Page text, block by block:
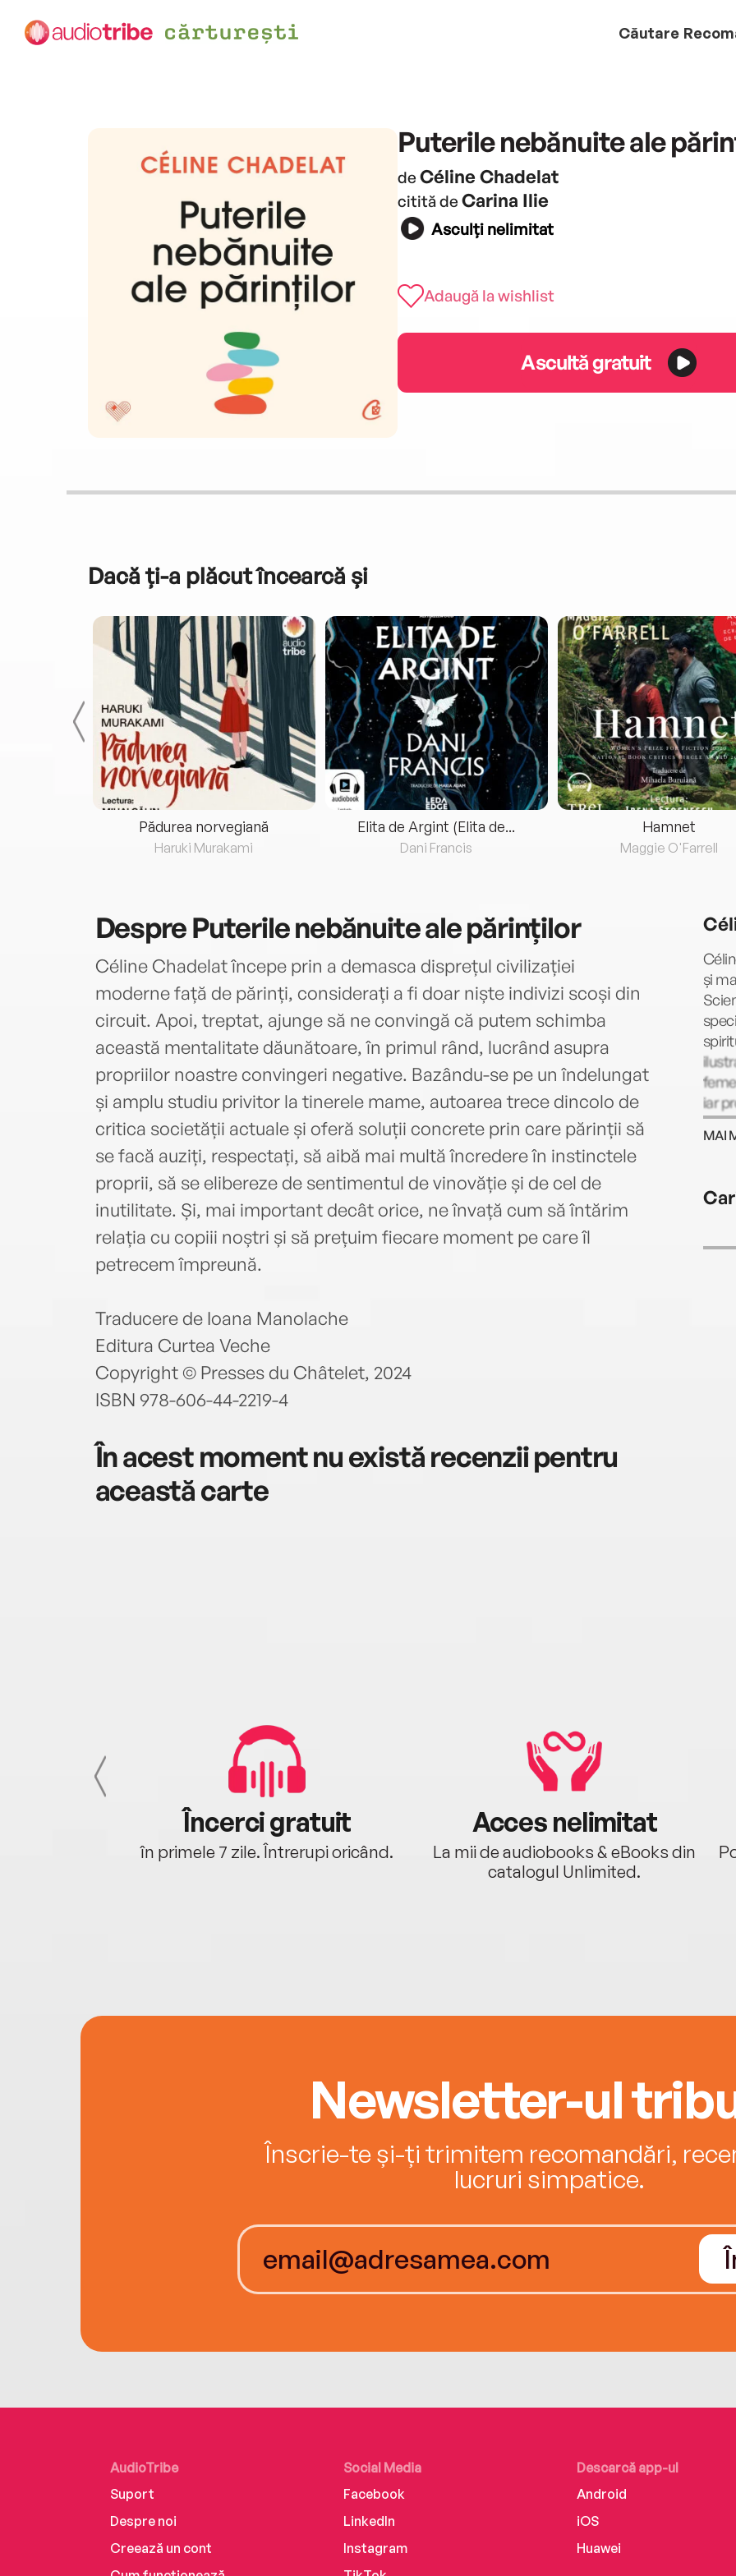
Căutare
Puterile nebănuite ale
de Céline Chadelat
citită de Carina Ilie
Asculți nelimitat
Adaugă la wishlist
Ascultă gratuit
Dacă ți-a plăcut încearcă și
Pădurea norvegiană
Haruki Murakami
Elita de Argint (Elita de...
Dani Francis
Hamnet
Maggie O'Farrell
DesprePuterile nebănuite ale părinților
Céline Chadelat începe prin a demasca disprețul civilizației
moderne față de părinți, considerați a fi doar niște indivizi scoși din
circuit. Apoi, treptat, ajunge să ne convingă că putem schimba
această mentalitate dăunătoare, în primul rând, lucrând asupra
propriilor noastre convingeri negative. Bazându-se pe un îndelungat
și amplu studiu privitor la tinerele mame, autoarea trece dincolo de
critica societății actuale și oferă soluții concrete prin care părinții să
se facă auziți, respectați, să aibă mai multă încredere în instinctele
proprii, să se elibereze de sentimentul de vinovăție și de cel de
inutilitate. Și, mai important decât orice, ne învață cum să întărim
relația cu copiii noștri și să prețuim fiecare moment pe care îl
petrecem împreună.
Traducere de Ioana Manolache
Editura Curtea Veche
Copyright © Presses du Châtelet, 2024
ISBN 978-606-44-2219-4
În acest moment nu există recenzii pentru
această carte
și
iar
MAI
Încerci gratuit
în primele 7 zile. Întrerupi oricând.
Acces nelimitat
La mii de audiobooks & eBooks din
catalogul Unlimited.
Newsletter-ul
Înscrie-te și-ți trimitem recomandări,
lucruri simpatice.
AudioTribe
Suport
Despre noi
Creează un cont
Social Media
Facebook
LinkedIn
Instagram
Descarcă app-ul
Android
iOS
Huawei